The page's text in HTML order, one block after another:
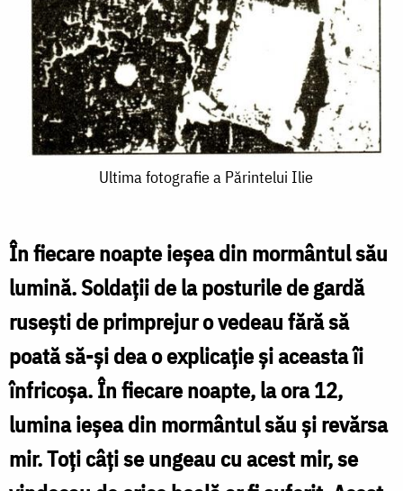
a
Părintelui
Ilie
Ultima fotografie a Părintelui Ilie
În fiecare noapte ieşea din mormântul său
lumină. Soldaţii de la posturile de gardă
ruseşti de primprejur o vedeau fără să
poată să-şi dea o explicaţie şi aceasta îi
înfricoşa. În fiecare noapte, la ora 12,
lumina ieşea din mormântul său şi revărsa
mir. Toţi câţi se ungeau cu acest mir, se